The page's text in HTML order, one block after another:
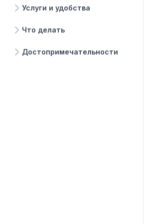
Услуги и удобства
Что делать
Достопримечательности